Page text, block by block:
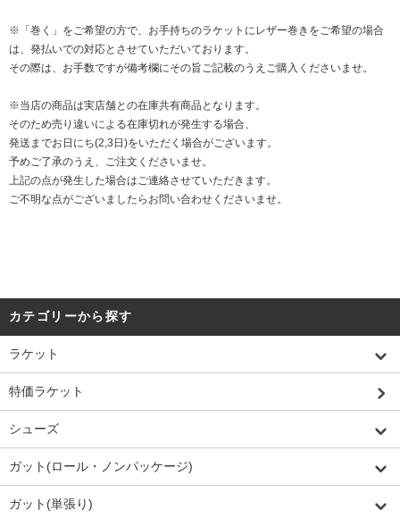
※「巻く」をご希望の方で、お手持ちのラケットにレザー巻きをご希望の場合
は、発払いでの対応とさせていただいております。
その際は、お手数ですが備考欄にその旨ご記載のうえご購入くださいませ。
※当店の商品は実店舗との在庫共有商品となります。
そのため売り違いによる在庫切れが発生する場合、
発送までお日にち(2,3日)をいただく場合がございます。
予めご了承のうえ、ご注文くださいませ。
上記の点が発生した場合はご連絡させていただきます。
ご不明な点がございましたらお問い合わせくださいませ。
カテゴリーから探す
ラケット
特価ラケット
シューズ
ガット(ロール・ノンパッケージ)
ガット(単張り)